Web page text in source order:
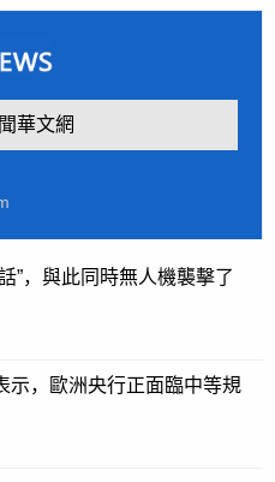
華文網
”，與此同時無人機襲擊了
示，歐洲央行正面臨中等規